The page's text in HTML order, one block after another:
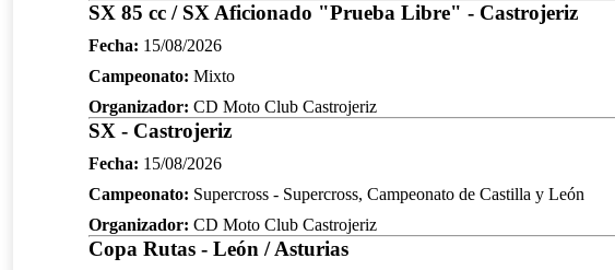
SX 85 cc / SX Aficionado "Prueba Libre" - Castrojeriz
Fecha: 15/08/2026
Campeonato: Mixto
Organizador: CD Moto Club Castrojeriz
SX - Castrojeriz
Fecha: 15/08/2026
Campeonato: Supercross - Supercross, Campeonato de Castilla y León
Organizador: CD Moto Club Castrojeriz
Copa Rutas - León / Asturias